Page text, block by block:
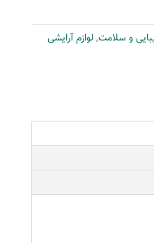
و سلامت,لوازم آرایشی